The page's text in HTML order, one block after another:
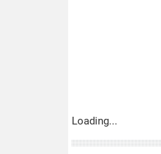
Loading...